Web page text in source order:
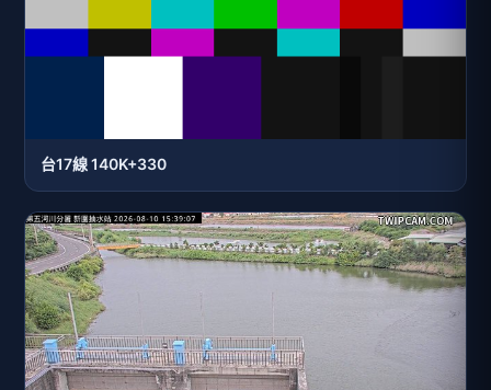
台17線 140K+330